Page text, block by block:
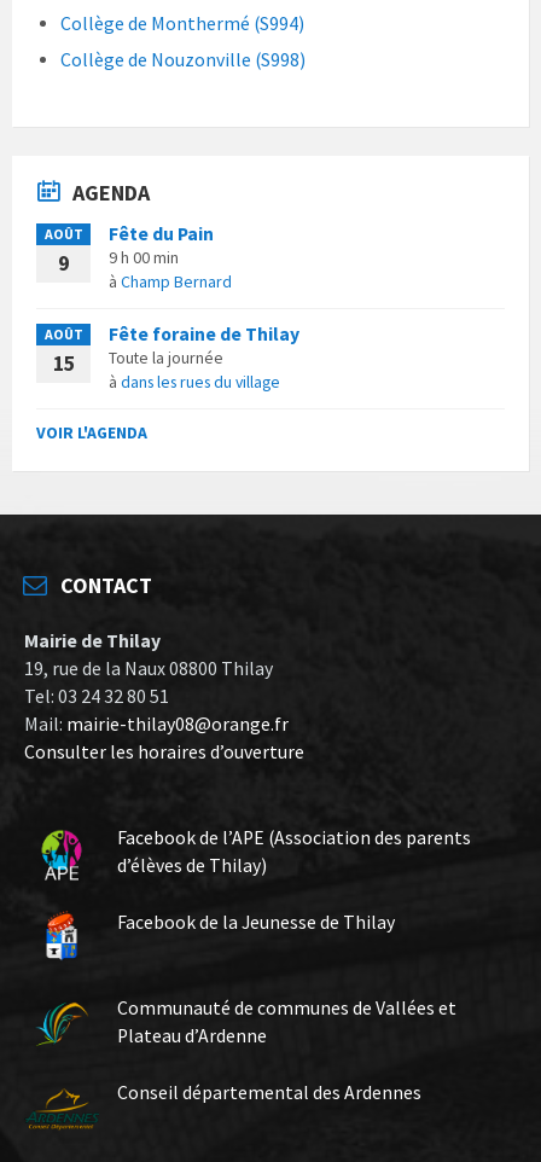
Collège de Monthermé (S994)
Collège de Nouzonville (S998)
AGENDA
AOÛT
9
Fête du Pain
9 h 00 min
à Champ Bernard
AOÛT
15
Fête foraine de Thilay
Toute la journée
à dans les rues du village
VOIR L'AGENDA
CONTACT
Mairie de Thilay
19, rue de la Naux 08800 Thilay
Tel: 03 24 32 80 51
Mail: mairie-thilay08@orange.fr
Consulter les horaires d’ouverture
Facebook de l’APE (Association des parents
d’élèves de Thilay)
Facebook de la Jeunesse de Thilay
Communauté de communes de Vallées et
Plateau d’Ardenne
Conseil départemental des Ardennes